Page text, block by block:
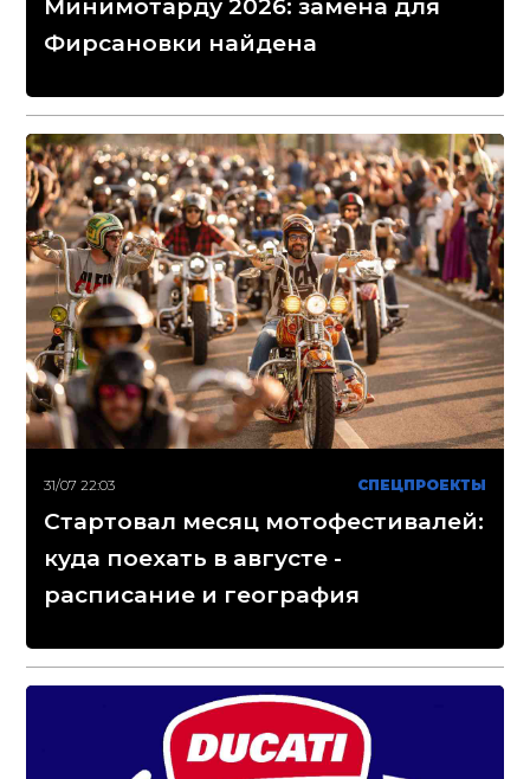
Минимотарду 2026: замена для
Фирсановки найдена
31/07 22:03 СПЕЦПРОЕКТЫ
Стартовал месяц мотофестивалей:
куда поехать в августе -
расписание и география